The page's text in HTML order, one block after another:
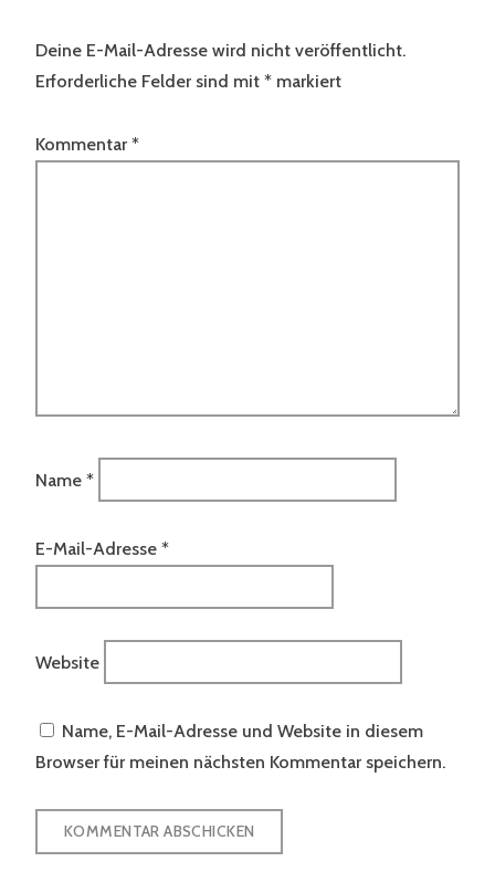
Deine E-Mail-Adresse wird nicht veröffentlicht.
Erforderliche Felder sind mit * markiert
Kommentar *
Name *
E-Mail-Adresse *
Website
Name, E-Mail-Adresse und Website in diesem
Browser für meinen nächsten Kommentar speichern.